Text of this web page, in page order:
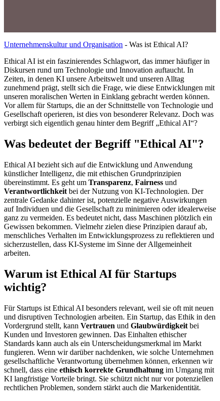
Unternehmenskultur und Organisation - Was ist Ethical AI?
Ethical AI ist ein faszinierendes Schlagwort, das immer häufiger in
Diskursen rund um Technologie und Innovation auftaucht. In
Zeiten, in denen KI unsere Arbeitswelt und unseren Alltag
zunehmend prägt, stellt sich die Frage, wie diese Entwicklungen mit
unseren moralischen Werten in Einklang gebracht werden können.
Vor allem für Startups, die an der Schnittstelle von Technologie und
Gesellschaft operieren, ist dies von besonderer Relevanz. Doch was
verbirgt sich eigentlich genau hinter dem Begriff „Ethical AI“?
Was bedeutet der Begriff "Ethical AI"?
Ethical AI bezieht sich auf die Entwicklung und Anwendung
künstlicher Intelligenz, die mit ethischen Grundprinzipien
übereinstimmt. Es geht um Transparenz, Fairness und
Verantwortlichkeit bei der Nutzung von KI-Technologien. Der
zentrale Gedanke dahinter ist, potenzielle negative Auswirkungen
auf Individuen und die Gesellschaft zu minimieren oder idealerweise
ganz zu vermeiden. Es bedeutet nicht, dass Maschinen plötzlich ein
Gewissen bekommen. Vielmehr zielen diese Prinzipien darauf ab,
menschliches Verhalten im Entwicklungsprozess zu reflektieren und
sicherzustellen, dass KI-Systeme im Sinne der Allgemeinheit
arbeiten.
Warum ist Ethical AI für Startups
wichtig?
Für Startups ist Ethical AI besonders relevant, weil sie oft mit neuen
und disruptiven Technologien arbeiten. Ein Startup, das Ethik in den
Vordergrund stellt, kann Vertrauen und Glaubwürdigkeit bei
Kunden und Investoren gewinnen. Das Einhalten ethischer
Standards kann auch als ein Unterscheidungsmerkmal im Markt
fungieren. Wenn wir darüber nachdenken, wie solche Unternehmen
gesellschaftliche Verantwortung übernehmen können, erkennen wir
schnell, dass eine ethisch korrekte Grundhaltung im Umgang mit
KI langfristige Vorteile bringt. Sie schützt nicht nur vor potenziellen
rechtlichen Problemen, sondern stärkt auch die Markenidentität.